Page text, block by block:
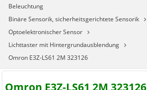
Beleuchtung
Binäre Sensorik, sicherheitsgerichtete Sensorik
Optoelektronischer Sensor
Lichttaster mit Hintergrundausblendung
Omron E3Z-LS61 2M 323126
Omron E3Z-LS61 2M 323126